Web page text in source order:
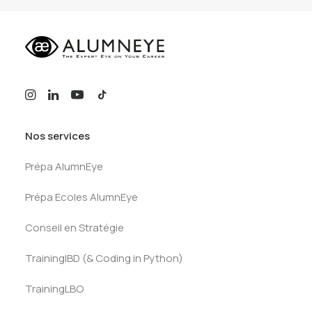
Nos services
Prépa AlumnEye
Prépa Ecoles AlumnEye
Conseil en Stratégie
TrainingIBD (& Coding in Python)
TrainingLBO